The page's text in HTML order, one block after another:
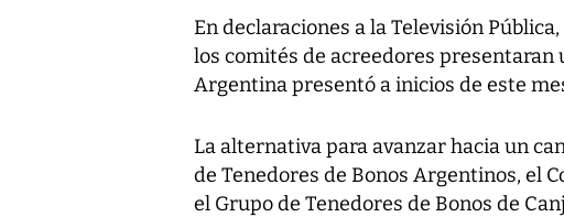
En declaraciones a la Televisión
los comités de acreedores
Argentina presentó a inicios de este
La alternativa para avanzar hacia un
de Tenedores de Bonos Argentinos, el
el Grupo de Tenedores de Bonos de